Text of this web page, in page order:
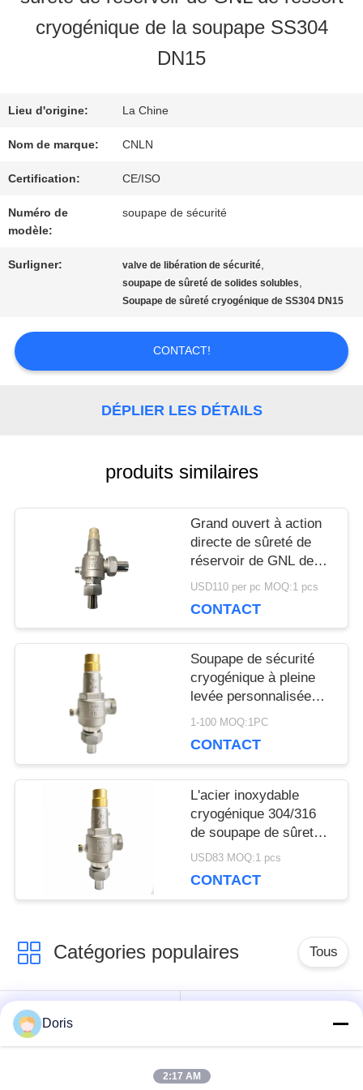
NOUS
D'USINE
CONTRÔLE
DE
CONTACTEZ-
NOUS
NOUVELLES
DEMANDEZ
UNE
CITATION
POLITIQUE
CONFIDENTIALITÉ
cryogénique de la soupape SS304
DN15
Lieu d'origine: La Chine
Nom de marque: CNLN
Certification: CE/ISO
Numéro de
modèle:
soupape de sécurité
Surligner: valve de libération de sécurité,
soupape de sûreté de solides solubles,
Soupape de sûreté cryogénique de SS304 DN15
CONTACT!
DÉPLIER LES DÉTAILS
produits similaires
Grand ouvert à action
directe de sûreté de
réservoir de GNL de
ressort cryogénique de
DN15
USD110 per pc MOQ:1 pcs
CONTACT
Soupape de sécurité
cryogénique à pleine
levée personnalisée
avec approbation CE /
1-100 MOQ:1PC
CONTACT
L'acier inoxydable
cryogénique 304/316
de soupape de sûreté
d'OEM DN20 filètent la
USD83 MOQ:1 pcs
CONTACT
Catégories populaires Tous
Vanne cryogénique
cryogéniques
Doris
2:17 AM